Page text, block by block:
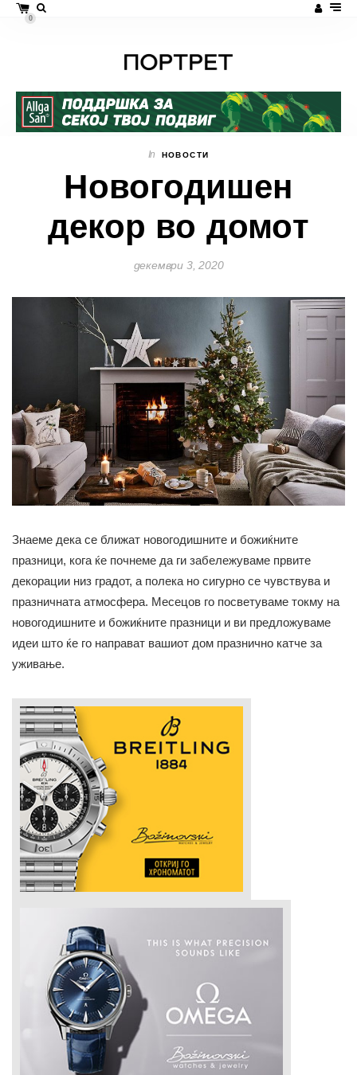
0
In НОВОСТИ
Новогодишен
декор во домот
декември 3, 2020
Знаеме дека се ближат новогодишните и божиќните
празници, кога ќе почнеме да ги забележуваме првите
декорации низ градот, а полека но сигурно се чувствува и
празничната атмосфера. Месецов го посветуваме токму на
новогодишните и божиќните празници и ви предложуваме
идеи што ќе го направат вашиот дом празнично катче за
уживање.